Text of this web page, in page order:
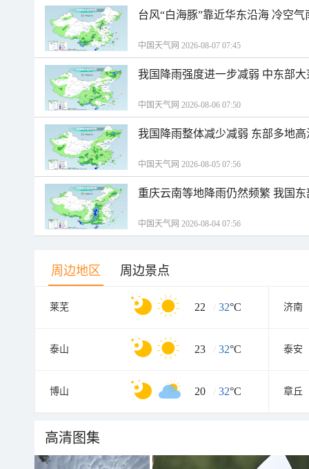
台风“白海豚”靠近华东沿海 冷空
中国天气网 2026-08-07 07:45
我国降雨强度进一步减弱 中东部
中国天气网 2026-08-06 07:50
我国降雨整体减少减弱 东部多地
中国天气网 2026-08-05 07:56
重庆云南等地降雨仍然频繁 我国
中国天气网 2026-08-04 07:56
周边地区 周边景点
莱芜 22 / 32°C 济南
泰山 23 / 32°C 泰安
博山 20 / 32°C 章丘
高清图集